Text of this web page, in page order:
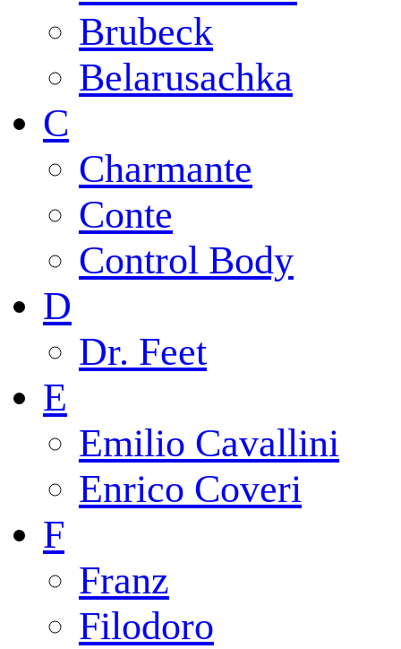
Brubeck
Belarusachka
C
Charmante
Conte
Control Body
D
Dr. Feet
E
Emilio Cavallini
Enrico Coveri
F
Franz
Filodoro